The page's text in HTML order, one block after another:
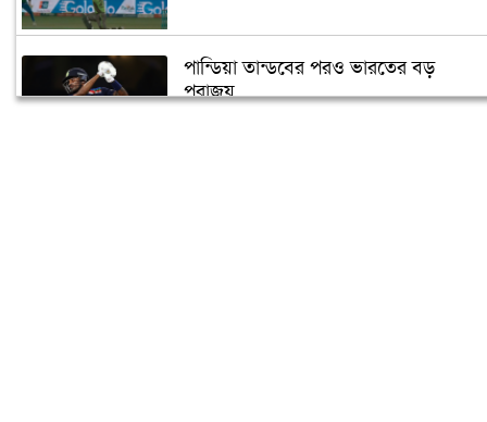
পান্ডিয়া তান্ডবের পরও ভারতের বড়
পরাজয়